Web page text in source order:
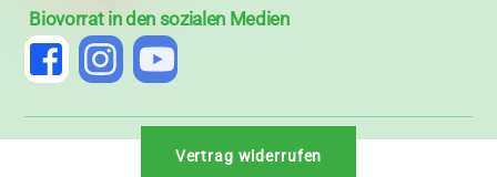
Biovorrat in den sozialen Medien
Vertrag widerrufen